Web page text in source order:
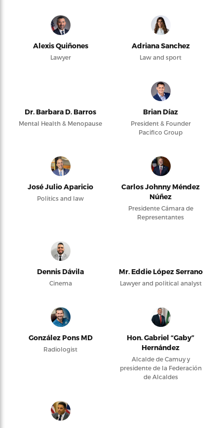
Alexis Quiñones
Lawyer
Adriana Sanchez
Law and sport
Dr. Barbara D. Barros
Mental Health & Menopause
Brian Díaz
President & Founder
Pacifico Group
José Julio Aparicio
Politics and law
Carlos Johnny Méndez
Núñez
Presidente Cámara de
Representantes
Dennis Dávila
Cinema
Mr. Eddie López Serrano
Lawyer and political analyst
González Pons MD
Radiologist
Hon. Gabriel “Gaby”
Hernández
Alcalde de Camuy y
presidente de la Federación
de Alcaldes